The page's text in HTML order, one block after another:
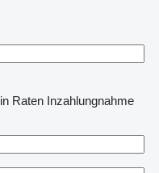
in Raten Inzahlungnahme